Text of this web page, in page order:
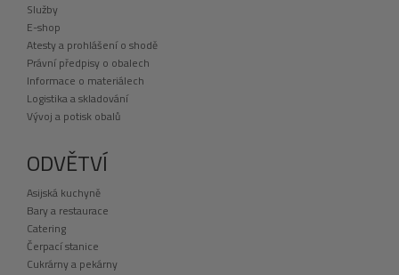
Služby
E-shop
Atesty a prohlášení o shodě
Právní předpisy o obalech
Informace o materiálech
Logistika a skladování
Vývoj a potisk obalů
ODVĚTVÍ
Asijská kuchyně
Bary a restaurace
Catering
Čerpací stanice
Cukrárny a pekárny